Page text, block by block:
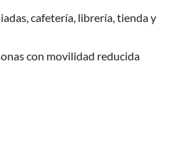
cafetería, librería, tienda y
con movilidad reducida